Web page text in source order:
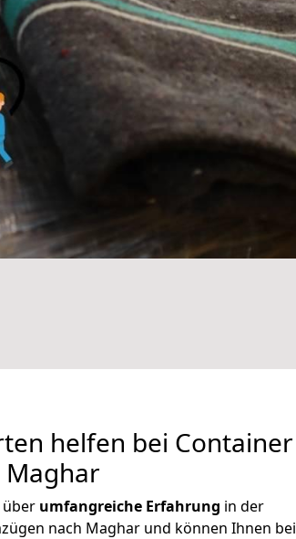
helfen bei Container
Maghar
über umfangreiche Erfahrung in der
nach Maghar und können Ihnen bei